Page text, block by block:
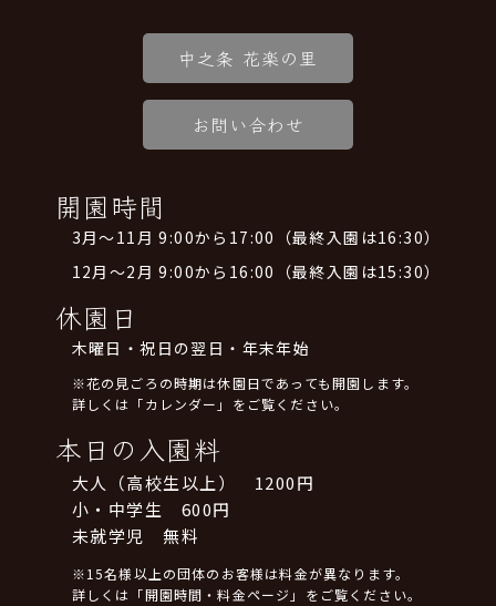
中之条 花楽の里
お問い合わせ
開園時間
3月～11月 9:00から17:00（最終入園は16:30）
12月～2月 9:00から16:00（最終入園は15:30）
休園日
木曜日・祝日の翌日・年末年始
※花の見ごろの時期は休園日であっても開園します。
詳しくは「カレンダー」をご覧ください。
本日の入園料
大人（高校生以上） 1200円
小・中学生 600円
未就学児 無料
※15名様以上の団体のお客様は料金が異なります。
詳しくは「開園時間・料金ページ」をご覧ください。